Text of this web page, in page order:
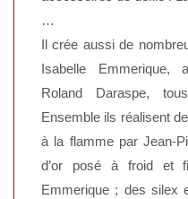
…
Il crée aussi de
Isabelle Emmerique,
Roland Daraspe,
Ensemble ils réalisent
à la flamme par Jean-
d’or posé à froid et
Emmerique ; des silex